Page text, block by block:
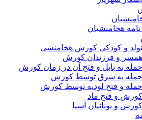
هخامنشیان
تولد و کودکی کورش هخامنشی
همسر و فرزندان کورش
حمله به بابل و فتح آن در زمان کورش
حمله به شرق توسط کورش
حمله و فتح لودیه توسط کورش
کورش و فتح ماد
کورش و یونانیان آسیا